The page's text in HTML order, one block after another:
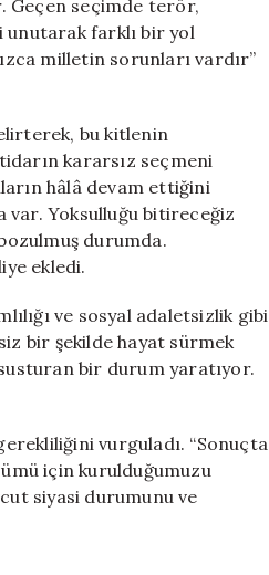
Geçen seçimde terör,
unutarak farklı bir yol
milletin sorunları vardır”
bu kitlenin
kararsız seçmeni
hâlâ devam ettiğini
var. Yoksulluğu bitireceğiz
durumda.
ekledi.
ve sosyal adaletsizlik gibi
bir şekilde hayat sürmek
bir durum yaratıyor.
vurguladı. “Sonuçta
için kurulduğumuzu
siyasi durumunu ve